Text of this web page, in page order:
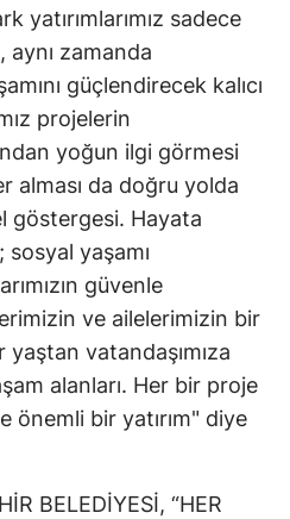
yatırımlarımız sadece
aynı zamanda
güçlendirecek kalıcı
projelerin
yoğun ilgi görmesi
alması da doğru yolda
göstergesi. Hayata
yaşamı
güvenle
ve ailelerimizin bir
vatandaşımıza
alanları. Her bir proje
önemli bir yatırım" diye